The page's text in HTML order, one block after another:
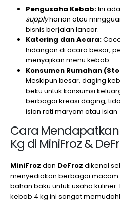
Pengusaha Kebab:Ini
supplyharian atau
bisnis berjalan lancar.
Katering dan Acara:
hidangan di acara besar,
menyajikan menu kebab.
Konsumen Rumahan
Meskipun besar, daging
beku untuk konsumsi
berbagai kreasi daging,
isian roti maryam atau isian
Cara
Kg di MiniFroz &
MiniFroz dan DeFroz dikenal
menyediakan berbagai
bahan baku untuk usaha
kebab 4 kg ini sangat